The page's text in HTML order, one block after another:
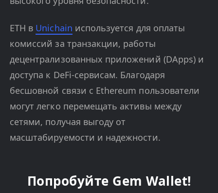
ETH в Unichain используется для оплаты
комиссий за транзакции, работы
децентрализованных приложений (DApps) и
доступа к DeFi-сервисам. Благодаря
бесшовной связи с Ethereum пользователи
могут легко перемещать активы между
сетями, получая выгоду от
масштабируемости и надежности.
Попробуйте Gem Wallet!